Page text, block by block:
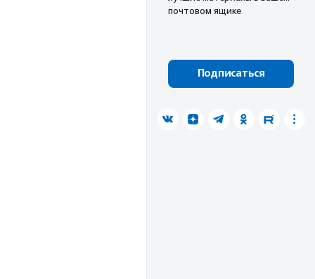
почтовом ящике
Подписаться